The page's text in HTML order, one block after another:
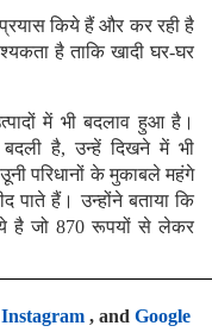
किये हैं और कर रही है
है ताकि खादी घर-घर
में भी बदलाव हुआ है।
बदली है, उन्हें दिखने में भी
परिधानों के मुकाबले महंगे
पाते हैं। उन्होंने बताया कि
है जो 870 रूपयों से लेकर
Instagram, and Google